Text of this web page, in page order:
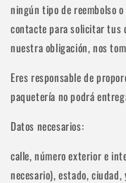
ningún tipo de reembolso
contacte para solicitar tus
nuestra obligación, nos
Eres responsable de
paquetería no podrá
Datos necesarios:
calle, número exterior e
necesario), estado,